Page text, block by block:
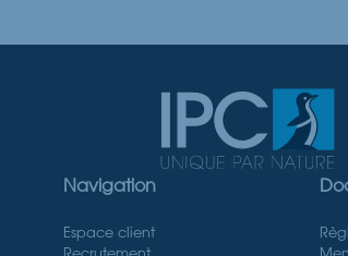
Navigation
Espace client